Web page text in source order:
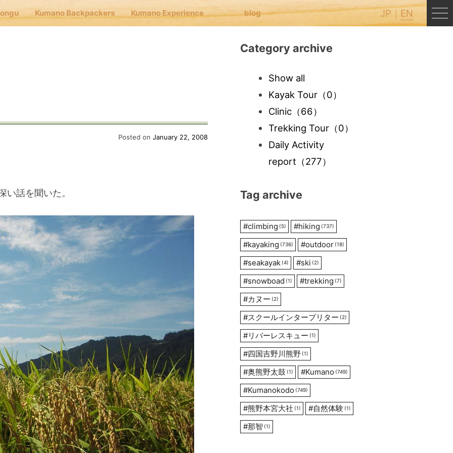
Kumano Backpackers Kumano Experience blog JP EN
If you are viewing this from a smartphone,
please use the QR code here.
Posted onJanuary 22, 2008
い話を聞いた。
Category archive
Show all
Kayak Tour（0）
Clinic（66）
Trekking Tour（0）
Daily Activity
report （277）
Tag archive
#climbing (5) #hiking (737)
#kayaking (736) #outdoor (18)
#seakayak (4) #ski (2)
#snowboad (1) #trekking (7)
#カヌー (2)
#スクールインタープリター (2)
#リバーレスキュー (1)
#四国吉野川熊野 (1)
#奥熊野太鼓 (1) #Kumano (749)
#Kumanokodo (749)
#熊野本宮大社 (1) #自然体験 (1)
#那智 (1)